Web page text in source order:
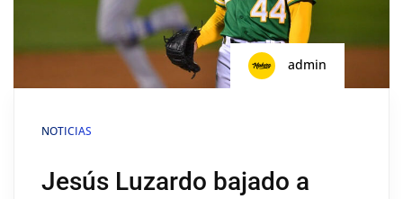
admin
NOTICIAS
Jesús Luzardo bajado a